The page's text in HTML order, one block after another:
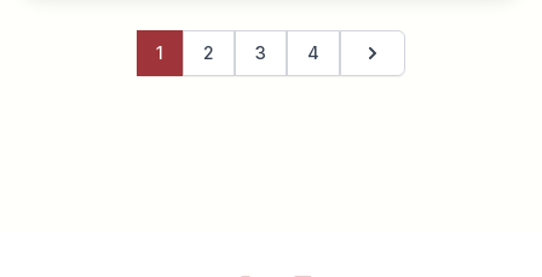
1 2 3 4 다음 페이지